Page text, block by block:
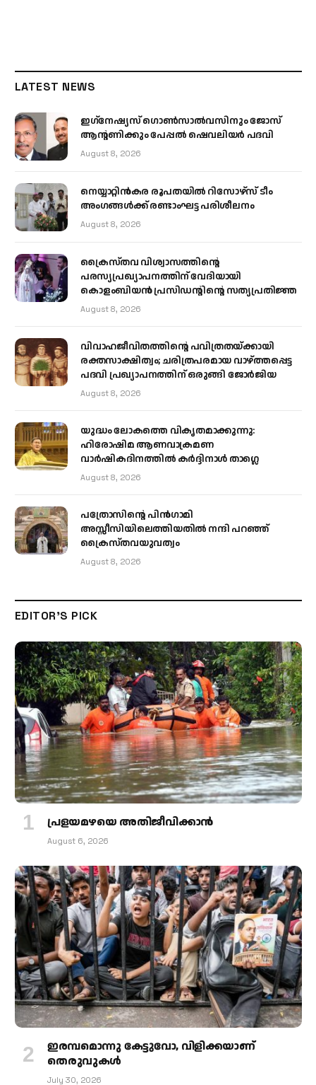
LATEST NEWS
ഇഗ്‌നേഷ്യസ് ഗൊൺസാൽവസിനും ജോസ്
ആന്റണിക്കും പേപ്പൽ ഷെവലിയർ പദവി
August 8, 2026
നെയ്യാറ്റിൻകര രൂപതയിൽ റിസോഴ്സ് ടീം
അംഗങ്ങൾക്ക് രണ്ടാംഘട്ട പരിശീലനം
August 8, 2026
ക്രൈസ്തവ വിശ്വാസത്തിന്റെ
പരസ്യപ്രഖ്യാപനത്തിന് വേദിയായി
കൊളംബിയൻ പ്രസിഡന്റിന്റെ സത്യപ്രതിജ്ഞ
August 8, 2026
വിവാഹജീവിതത്തിന്റെ പവിത്രതയ്ക്കായി
രക്തസാക്ഷിത്വം; ചരിത്രപരമായ വാഴ്ത്തപ്പെട്ട
പദവി പ്രഖ്യാപനത്തിന് ഒരുങ്ങി ജോര്‍ജിയ
August 8, 2026
യുദ്ധം ലോകത്തെ വികൃതമാക്കുന്നു:
ഹിരോഷിമ ആണവാക്രമണ
വാർഷികദിനത്തിൽ കർദ്ദിനാൾ താഗ്ലെ
August 8, 2026
പത്രോസിന്റെ പിൻഗാമി
അസ്സീസിയിലെത്തിയതിൽ നന്ദി പറഞ്ഞ്
ക്രൈസ്തവയുവത്വം
August 8, 2026
EDITOR'S PICK
പ്രളയമഴയെ അതിജീവിക്കാന്‍
August 6, 2026
ഇരമ്പമൊന്നു കേട്ടുവോ, വിളിക്കയാണ്
തെരുവുകള്‍
July 30, 2026